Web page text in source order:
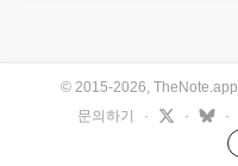
© 2015-2026, TheNote.app
문의하기
· · ·